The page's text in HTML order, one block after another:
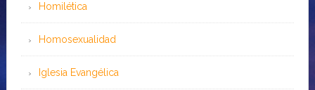
Homilética
Homosexualidad
Iglesia Evangélica